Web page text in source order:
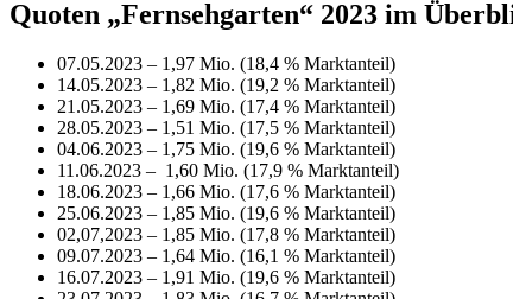
Quoten „Fernsehgarten“ 2023 im
07.05.2023 – 1,97 Mio. (18,4 % Marktanteil)
14.05.2023 – 1,82 Mio. (19,2 % Marktanteil)
21.05.2023 – 1,69 Mio. (17,4 % Marktanteil)
28.05.2023 – 1,51 Mio. (17,5 % Marktanteil)
04.06.2023 – 1,75 Mio. (19,6 % Marktanteil)
11.06.2023 – 1,60 Mio. (17,9 % Marktanteil)
18.06.2023 – 1,66 Mio. (17,6 % Marktanteil)
25.06.2023 – 1,85 Mio. (19,6 % Marktanteil)
02,07,2023 – 1,85 Mio. (17,8 % Marktanteil)
09.07.2023 – 1,64 Mio. (16,1 % Marktanteil)
16.07.2023 – 1,91 Mio. (19,6 % Marktanteil)